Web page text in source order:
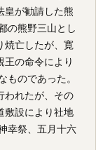
皇が勧請した熊
の熊野三山とし
焼亡したが、寛
王の命令により
ものであった。
われたが、その
敷設により社地
幸祭、五月十六